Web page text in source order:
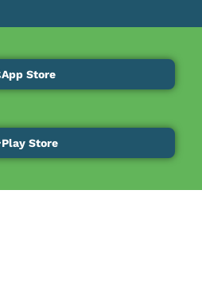
App Store
Play Store